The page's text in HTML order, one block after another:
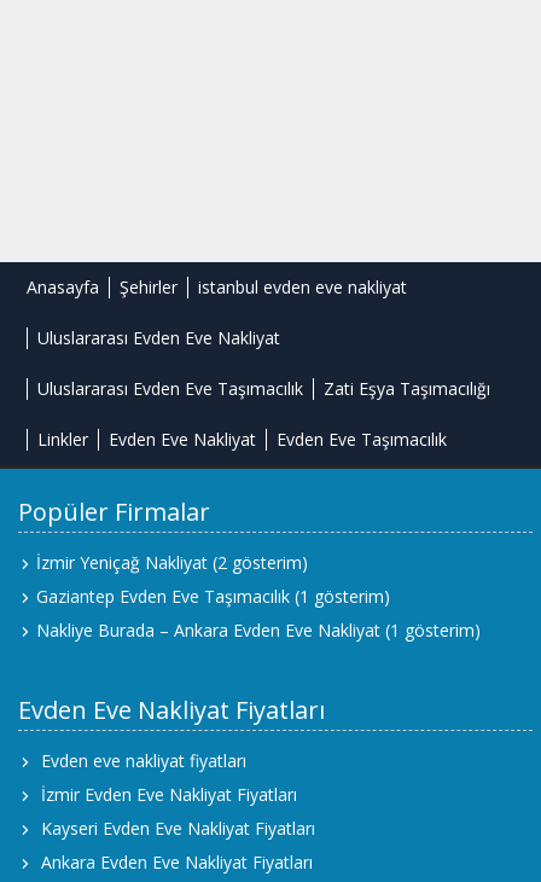
Anasayfa Şehirler istanbul evden eve nakliyat
Uluslararası Evden Eve Nakliyat
Uluslararası Evden Eve Taşımacılık Zati Eşya Taşımacılığı
Linkler Evden Eve Nakliyat Evden Eve Taşımacılık
Popüler Firmalar
İzmir Yeniçağ Nakliyat (2 gösterim)
Gaziantep Evden Eve Taşımacılık (1 gösterim)
Nakliye Burada – Ankara Evden Eve Nakliyat (1 gösterim)
Evden Eve Nakliyat Fiyatları
Evden eve nakliyat fiyatları
İzmir Evden Eve Nakliyat Fiyatları
Kayseri Evden Eve Nakliyat Fiyatları
Ankara Evden Eve Nakliyat Fiyatları